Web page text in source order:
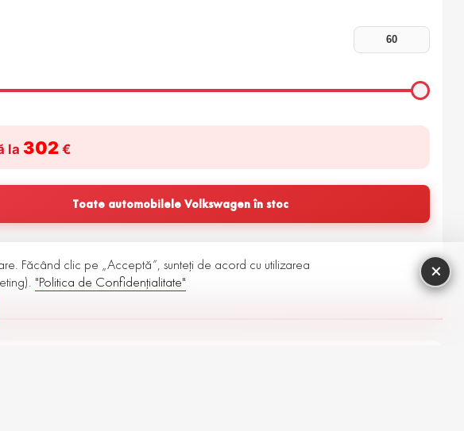
×
Făcând clic pe „Acceptă”, sunteți de acord cu utilizarea
"Politica de Confidențialitate"
la 302 €
Toate automobilele Volkswagen în stoc